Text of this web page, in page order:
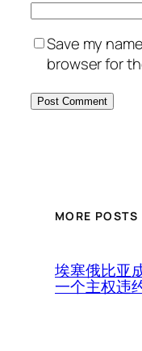
Save my
browser for
MORE POSTS
埃塞俄比亚
一个主权违